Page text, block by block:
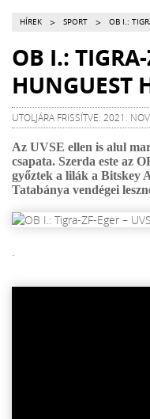
HÍREK > SPORT > OB I.:
OB I.: TIGRA-
HUNGUEST
UTOLJÁRA FRISSÍTVE: 2021.
Az UVSE ellen is alul
csapata. Szerda este az
győztek a lilák a Bitskey
Tatabánya vendégei
.